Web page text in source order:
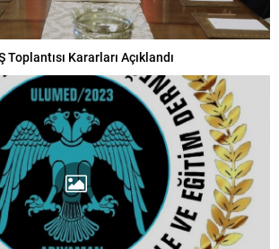
Toplantısı Kararları Açıklandı